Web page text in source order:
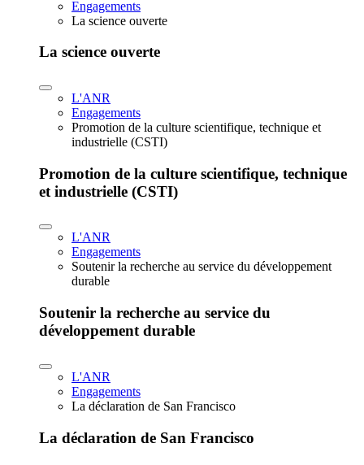
Engagements
La science ouverte
La science ouverte
L'ANR
Engagements
Promotion de la culture scientifique, technique et
industrielle (CSTI)
Promotion de la culture scientifique, technique
et industrielle (CSTI)
L'ANR
Engagements
Soutenir la recherche au service du développement
durable
Soutenir la recherche au service du
développement durable
L'ANR
Engagements
La déclaration de San Francisco
La déclaration de San Francisco